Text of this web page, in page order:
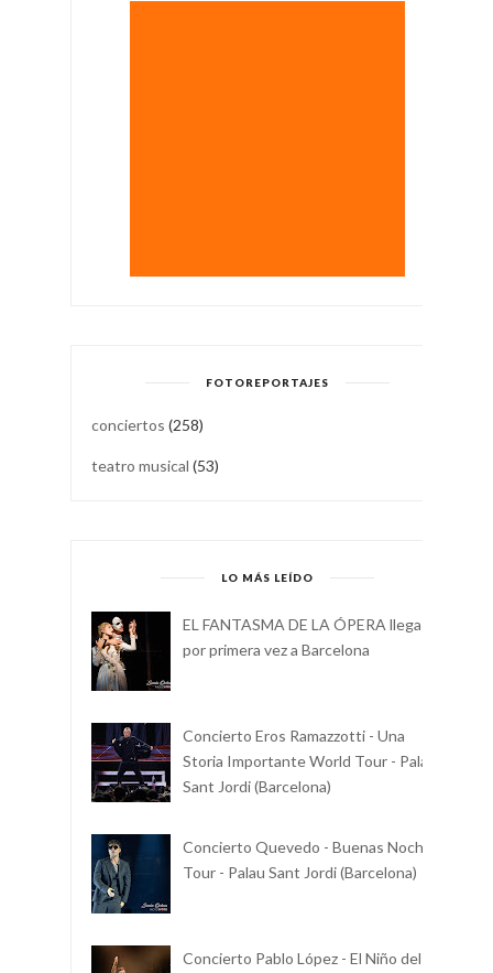
FOTOREPORTAJES
conciertos (258)
teatro musical (53)
LO MÁS LEÍDO
EL FANTASMA DE LA ÓPERA llega
por primera vez a Barcelona
Concierto Eros Ramazzotti - Una
Storia Importante World Tour - Palau
Sant Jordi (Barcelona)
Concierto Quevedo - Buenas Noches
Tour - Palau Sant Jordi (Barcelona)
Concierto Pablo López - El Niño del